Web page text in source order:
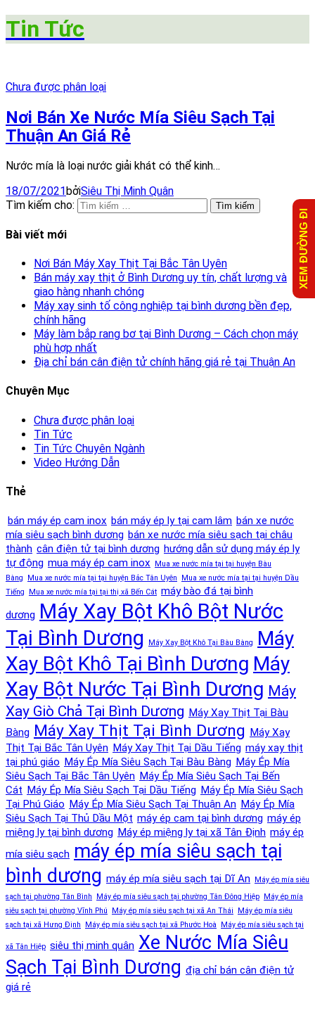
Tin Tức
Chưa được phân loại
Nơi Bán Xe Nước Mía Siêu Sạch Tại
Thuận An Giá Rẻ
Nước mía là loại nước giải khát có thể kinh…
18/07/2021bởiSiêu Thị Minh Quân
Tìm kiếm cho:
Bài viết mới
Nơi Bán Máy Xay Thịt Tại Bắc Tân Uyên
Bán máy xay thịt ở Bình Dương uy tín, chất lượng và
giao hàng nhanh chóng
Máy xay sinh tố công nghiệp tại bình dương bền đẹp,
chính hãng
Máy làm bắp rang bơ tại Bình Dương – Cách chọn máy
phù hợp nhất
Địa chỉ bán cân điện tử chính hãng giá rẻ tại Thuận An
Chuyên Mục
Chưa được phân loại
Tin Tức
Tin Tức Chuyên Ngành
Video Hướng Dẫn
Thẻ
bán máy ép cam inox bán máy ép ly tại cam lâm bán xe nước
mía siêu sạch bình dương bán xe nước mía siêu sạch tại châu
thành cân điện tử tại bình dương hướng dẫn sử dụng máy ép ly
tự động mua máy ép cam inox
Mua xe nước mía tại tại huyện Bàu
Bàng
Mua xe nước mía tại tại huyện Bắc Tân Uyên
Mua xe nước mía tại tại huyện Dầu
Tiếng
Mua xe nước mía tại tại thị xã Bến Cát máy bào đá tại bình
dương Máy Xay Bột Khô Bột Nước
Tại Bình Dương
Máy Xay Bột Khô Tại Bàu Bàng
Máy
Xay Bột Khô Tại Bình Dương Máy
Xay Bột Nước Tại Bình Dương Máy
Xay Giò Chả Tại Bình Dương Máy Xay Thịt Tại Bàu
Bàng Máy Xay Thịt Tại Bình Dương Máy Xay
Thịt Tại Bắc Tân Uyên Máy Xay Thịt Tại Dầu Tiếng máy xay thịt
tại phú giáo Máy Ép Mía Siêu Sạch Tại Bàu Bàng Máy Ép Mía
Siêu Sạch Tại Bắc Tân Uyên Máy Ép Mía Siêu Sạch Tại Bến
Cát Máy Ép Mía Siêu Sạch Tại Dầu Tiếng Máy Ép Mía Siêu Sạch
Tại Phú Giáo Máy Ép Mía Siêu Sạch Tại Thuận An Máy Ép Mía
Siêu Sạch Tại Thủ Dầu Một máy ép cam tại bình dương máy ép
miệng ly tại bình dương Máy ép miệng ly tại xã Tân Định máy ép
mía siêu sạch máy ép mía siêu sạch tại
bình dương máy ép mía siêu sạch tại Dĩ An
Máy ép mía siêu
sạch tại phường Tân Bình
Máy ép mía siêu sạch tại phường Tân Đông Hiệp
Máy ép mía
siêu sạch tại phường Vĩnh Phú
Máy ép mía siêu sạch tại xã An Thái
Máy ép mía siêu
sạch tại xã Hưng Định
Máy ép mía siêu sạch tại xã Phước Hoà Máy ép mía siêu sạch tại
xã Tân Hiệp siêu thị minh quân Xe Nước Mía Siêu
Sạch Tại Bình Dương địa chỉ bán cân điện tử
giá rẻ
XEM ĐƯỜNG ĐI